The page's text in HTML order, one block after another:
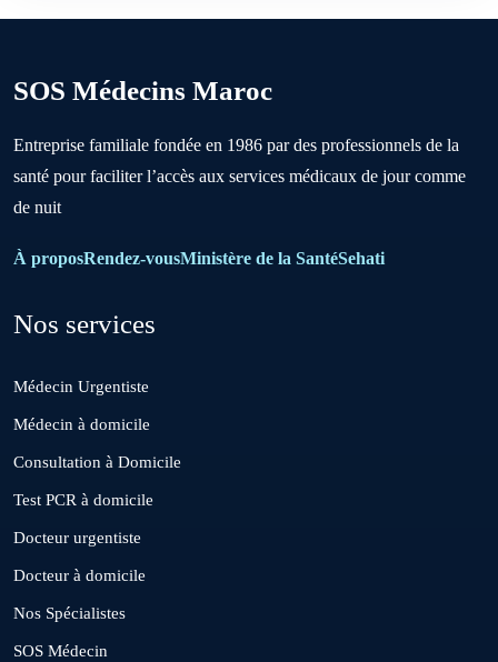
Boujniba
Boulanouare
Bouznika
Deroua
El Borouj
El Gara
Guisser
Hattane
SOS Médecins Maroc
Entreprise familiale fondée en 1986 par des professionnels de la
santé pour faciliter l’accès aux services médicaux de jour comme
de nuit
À proposRendez-vousMinistère de la SantéSehati
Nos services
Médecin Urgentiste
Médecin à domicile
Consultation à Domicile
Test PCR à domicile
Docteur urgentiste
Docteur à domicile
Nos Spécialistes
SOS Médecin